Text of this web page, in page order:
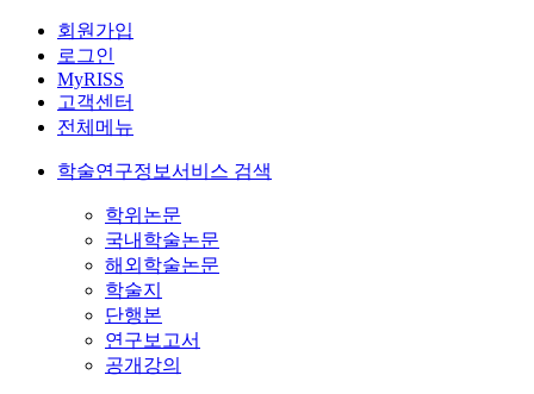
회원가입
로그인
MyRISS
고객센터
전체메뉴
학술연구정보서비스 검색
학위논문
국내학술논문
해외학술논문
학술지
단행본
연구보고서
공개강의